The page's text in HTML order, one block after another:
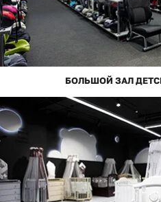
БОЛЬШОЙ ЗАЛ